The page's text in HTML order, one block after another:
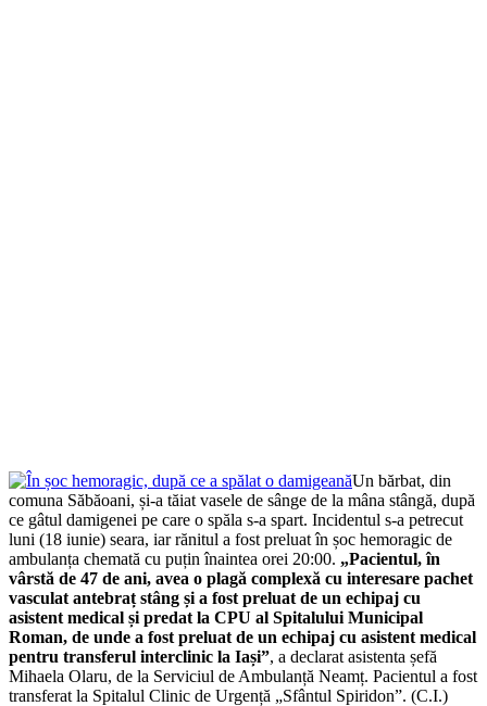
Un bărbat, din
comuna Săbăoani, și-a tăiat vasele de sânge de la mâna stângă, după
ce gâtul damigenei pe care o spăla s-a spart. Incidentul s-a petrecut
luni (18 iunie) seara, iar rănitul a fost preluat în șoc hemoragic de
ambulanța chemată cu puțin înaintea orei 20:00. „Pacientul, în
vârstă de 47 de ani, avea o plagă complexă cu interesare pachet
vasculat antebraț stâng și a fost preluat de un echipaj cu
asistent medical și predat la CPU al Spitalului Municipal
Roman, de unde a fost preluat de un echipaj cu asistent medical
pentru transferul interclinic la Iași”, a declarat asistenta șefă
Mihaela Olaru, de la Serviciul de Ambulanță Neamț. Pacientul a fost
transferat la Spitalul Clinic de Urgență „Sfântul Spiridon”. (C.I.)